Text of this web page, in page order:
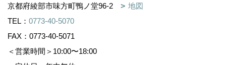
京都府綾部市味方町鴨ノ堂96-2
地図
TEL： 0773-40-5070
FAX：0773-40-5071
＜営業時間＞10:00〜18:00